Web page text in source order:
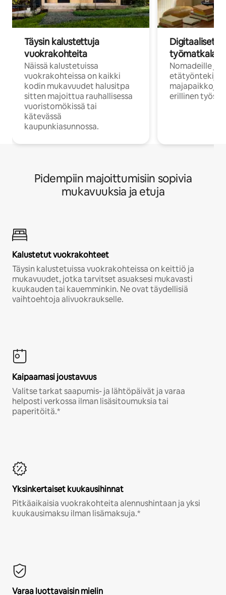
Täysin kalustettuja
vuokrakohteita
Näissä kalustetuissa
vuokrakohteissa on kaikki
kodin mukavuudet halusitpa
sitten majoittua rauhallisessa
vuoristomökissä tai
kätevässä
kaupunkiasunnossa.
Digitaaliset
Nomadeille ja
majapaikkoja,
erillinen
Pidempiin majoittumisiin sopivia
mukavuuksia ja etuja
Kalustetut vuokrakohteet
Täysin kalustetuissa vuokrakohteissa on keittiö ja
mukavuudet, jotka tarvitset asuaksesi mukavasti
kuukauden tai kauemminkin. Ne ovat täydellisiä
vaihtoehtoja alivuokraukselle.
Kaipaamasi joustavuus
Valitse tarkat saapumis- ja lähtöpäivät ja varaa
helposti verkossa ilman lisäsitoumuksia tai
paperitöitä.*
Yksinkertaiset kuukausihinnat
Pitkäaikaisia vuokrakohteita alennushintaan ja yksi
kuukausimaksu ilman lisämaksuja.*
Varaa luottavaisin mielin